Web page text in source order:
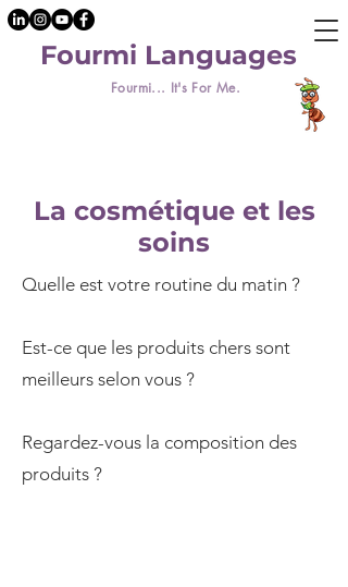
Fourmi... It's For Me.
Fourmi Languages
La cosmétique et les
soins
Quelle est votre routine du matin ?
Est-ce que les produits chers sont
meilleurs selon vous ?
Regardez-vous la composition des
produits ?